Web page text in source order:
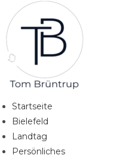
Inhalt
springen
Startseite
Bielefeld
Landtag
Persönliches